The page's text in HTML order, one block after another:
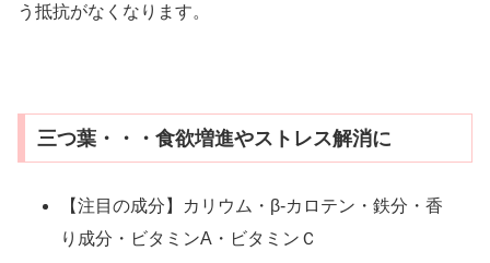
う抵抗がなくなります。
三つ葉・・・食欲増進やストレス解消に
【注目の成分】カリウム・β-カロテン・鉄分・香
り成分・ビタミンA・ビタミンＣ